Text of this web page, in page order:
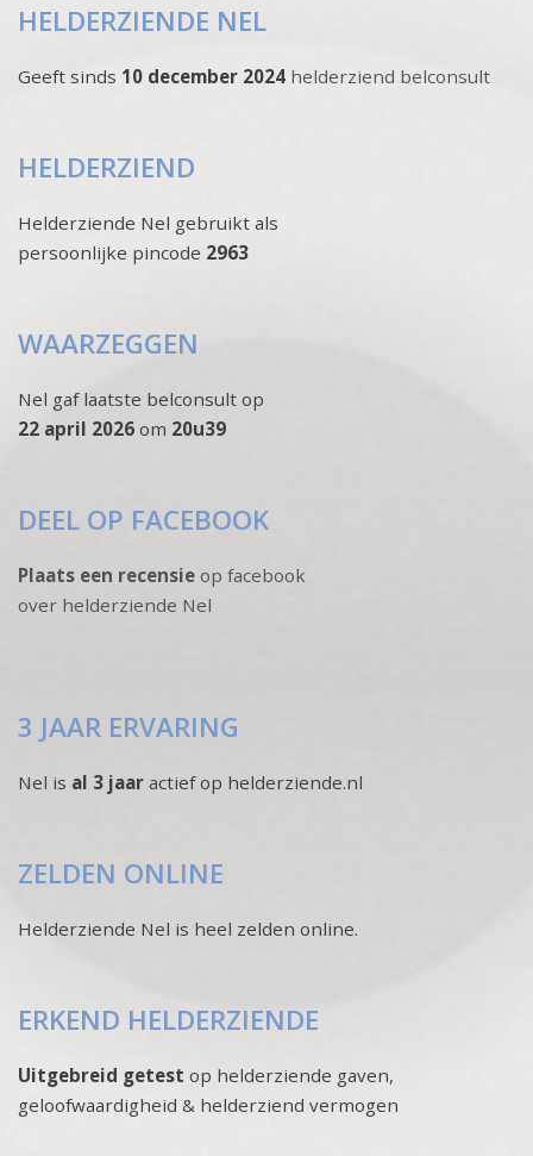
HELDERZIENDE NEL
Geeft sinds 10 december 2024 helderziend belconsult
HELDERZIEND
Helderziende Nel gebruikt als
persoonlijke pincode 2963
WAARZEGGEN
Nel gaf laatste belconsult op
22 april 2026 om 20u39
DEEL OP FACEBOOK
Plaats een recensie op facebook
over helderziende Nel
3 JAAR ERVARING
Nel is al 3 jaar actief op helderziende.nl
ZELDEN ONLINE
Helderziende Nel is heel zelden online.
ERKEND HELDERZIENDE
Uitgebreid getest op helderziende gaven,
geloofwaardigheid & helderziend vermogen